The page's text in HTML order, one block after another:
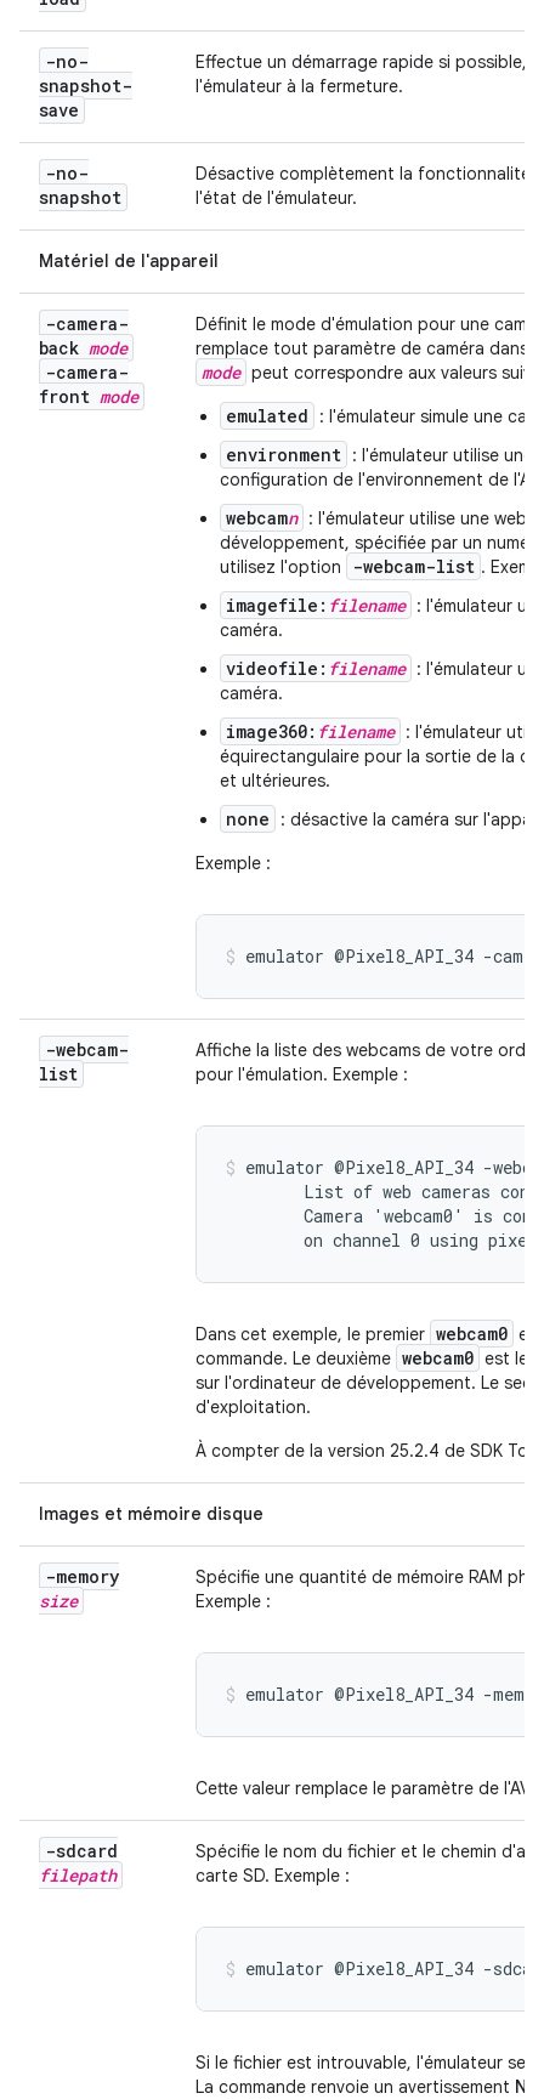
-no-
snapshot-
save
Effectue un démarrage rapide si possible,
l'émulateur à la fermeture.
-no-
snapshot
Désactive complètement la fonctionnalité
l'état de l'émulateur.
Matériel de l'appareil
-camera-
back mode
-camera-
front mode
Définit le mode d'émulation pour une
remplace tout paramètre de caméra dans
mode peut correspondre aux valeurs
emulated : l'émulateur simule une
environment : l'émulateur utilise une
configuration de l'environnement de
webcamn : l'émulateur utilise une
développement, spécifiée par un
utilisez l'option
-webcam-list .
imagefile: filename : l'émulateur
caméra.
videofile: filename : l'émulateur
caméra.
image360: filename : l'émulateur
équirectangulaire pour la sortie de la
et ultérieures.
none
: désactive la caméra sur
Exemple :
emulator @Pixel8_API_34 -
-webcam-
list
Affiche la liste des webcams de votre
pour l'émulation. Exemple :
emulator @Pixel8_API_34 -
List of web cameras
Camera 'webcam0' is
on channel 0 using
Dans cet exemple, le premier webcam0
commande. Le deuxième webcam0 est le
sur l'ordinateur de développement. Le
d'exploitation.
À compter de la version 25.2.4 de SDK
Images et mémoire disque
-memory
size
Spécifie une quantité de mémoire RAM
Exemple :
emulator @Pixel8_API_34 -
Cette valeur remplace le paramètre de
-sdcard
filepath
Spécifie le nom du fichier et le chemin
carte SD. Exemple :
emulator @Pixel8_API_34 -
Si le fichier est introuvable, l'émulateur se
La commande renvoie un avertissement No